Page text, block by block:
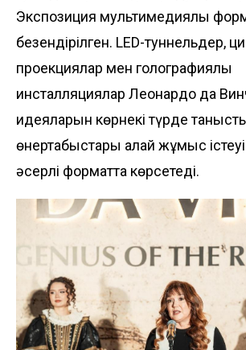
Экспозиция мультимедиялық
безендірілген. LED-туннельдер,
проекциялар мен голографиялық
инсталляциялар Леонардо да
идеяларын көрнекі түрде
өнертабыстары қалай жұмыс
әсерлі форматта көрсетеді.